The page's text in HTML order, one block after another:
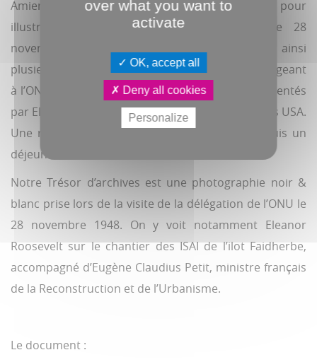
Amiens et Beauvais font partie des villes choisies pour
illustrer l’ampleur des travaux entrepris. Le 28
novembre 1948, la ville d'Amiens accueille ainsi
plusieurs dizaines de représentants des pays siégeant
à l’ONU. Les Etats Unis d’Amérique seront représentés
par Eleanor Roosevelt, veuve du 32
Président des USA.
Une réception sera donnée à l’Hôtel de Ville, puis un
déjeuner dans les célèbres salons Godbert.
Notre Trésor d’archives est une photographie noir &
blanc prise lors de la visite de la délégation de l’ONU le
28 novembre 1948. On y voit notamment Eleanor
Roosevelt sur le chantier des ISAI de l’ilot Faidherbe,
accompagné d’Eugène Claudius Petit, ministre français
de la Reconstruction et de l’Urbanisme.
Le document :
over what you want to
activate
OK, accept all
Deny all cookies
Personalize